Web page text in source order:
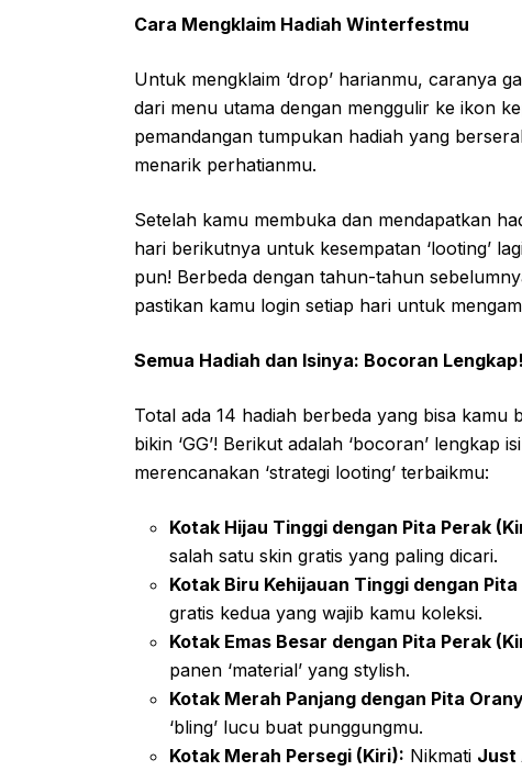
Cara Mengklaim Hadiah Winterfestmu
Untuk mengklaim ‘drop’ harianmu, caranya
dari menu utama dengan menggulir ke ikon
pemandangan tumpukan hadiah yang
menarik perhatianmu.
Setelah kamu membuka dan mendapatkan
hari berikutnya untuk kesempatan ‘looting’
pun! Berbeda dengan tahun-tahun
pastikan kamu login setiap hari untuk
Semua Hadiah dan Isinya: Bocoran Lengkap!
Total ada 14 hadiah berbeda yang bisa
bikin ‘GG’! Berikut adalah ‘bocoran’
merencanakan ‘strategi looting’ terbaikmu:
Kotak Hijau Tinggi dengan Pita Perak
salah satu skin gratis yang paling dicari.
Kotak Biru Kehijauan Tinggi dengan
gratis kedua yang wajib kamu koleksi.
Kotak Emas Besar dengan Pita Perak
panen ‘material’ yang stylish.
Kotak Merah Panjang dengan Pita
‘bling’ lucu buat punggungmu.
Kotak Merah Persegi (Kiri): Nikmati Just